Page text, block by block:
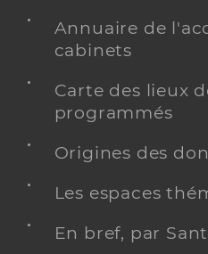
Annuaire de
cabinets
Carte des lieux
programmés
Origines des
Les espaces
En bref, par